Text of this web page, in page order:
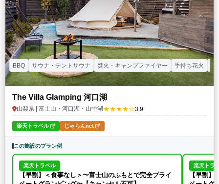
The Villa Glamping 河口湖
山梨県 | 富士山・河口湖・山中湖★★★★☆3.9
BBQ サウナ・テントサウナ 焚火・キャンプファイヤー 手持ち花火
楽天トラベル じゃらんnet
この施設のプラン例
楽天トラベル
【早割】＜食事なし＞〜富士山のふもとで完全プライ
楽天トラ
【早割